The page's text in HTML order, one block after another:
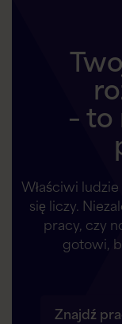
–
Właściwi
się liczy.
pracy, czy
gotowi,
Znajdź